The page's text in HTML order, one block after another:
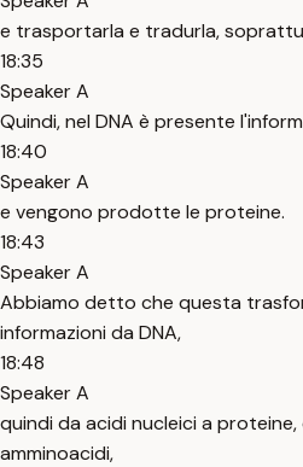
e trasportarla e tradurla,
18:35
Speaker A
Quindi, nel DNA è presente
18:40
Speaker A
e vengono prodotte le proteine.
18:43
Speaker A
Abbiamo detto che questa
informazioni da DNA,
18:48
Speaker A
quindi da acidi nucleici a proteine,
amminoacidi,